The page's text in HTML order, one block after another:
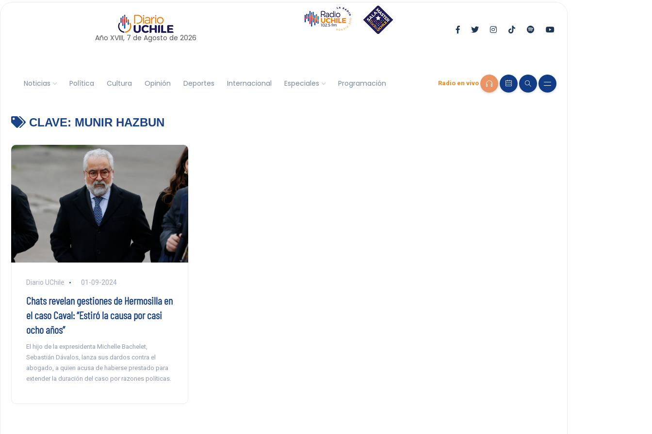
Año XVIII, 7 de Agosto de 2026
Noticias Política Cultura Opinión Deportes Internacional Especiales Programación Radio en vivo
CLAVE: MUNIR HAZBUN
Diario UChile 01-09-2024
Chats revelan gestiones de Hermosilla en
el caso Caval: “Estiró la causa por casi
ocho años”
El hijo de la expresidenta Michelle Bachelet,
Sebastián Dávalos, lanza sus dardos contra el
abogado, a quien acusa de haberse prestado para
extender la duración del caso por razones políticas.